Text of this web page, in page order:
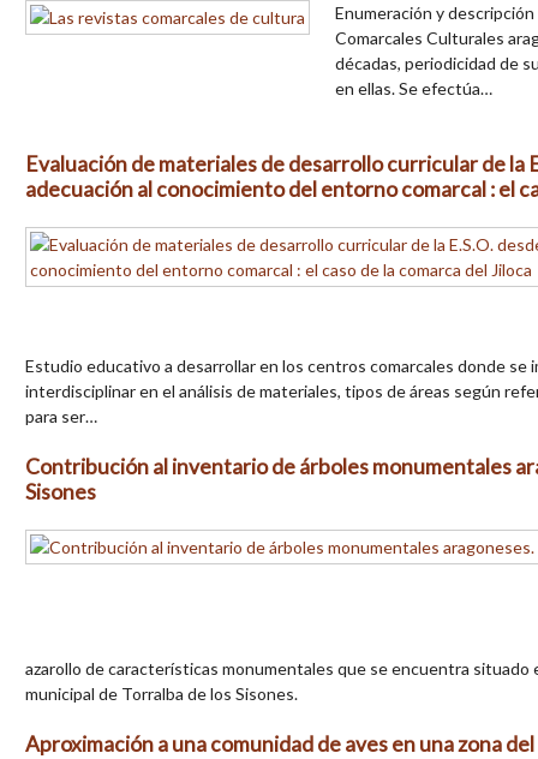
Enumeración y
Comarcales Culturales
décadas, periodicidad de
en ellas. Se efectúa…
Evaluación de materiales de desarrollo curricular de la
adecuación al conocimiento del entorno comarcal : el
Estudio educativo a desarrollar en los centros comarcales donde se
interdisciplinar en el análisis de materiales, tipos de áreas según
para ser…
Contribución al inventario de árboles monumentales
Sisones
azarollo de características monumentales que se encuentra
municipal de Torralba de los Sisones.
Aproximación a una comunidad de aves en una zona